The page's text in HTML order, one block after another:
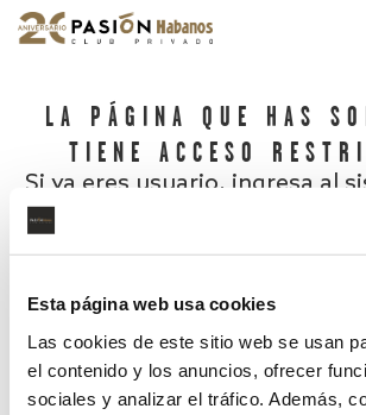
Esta página web usa cookies
Las cookies de este sitio web se usan
el contenido y los anuncios, ofrecer
sociales y analizar el tráfico. Además,
LA PÁGINA QUE HAS
TIENE ACCESO
Si ya eres usuario, ingresa al